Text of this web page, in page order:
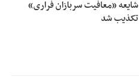
شایعه «معافیت سربازان فراری»
تکذیب شد